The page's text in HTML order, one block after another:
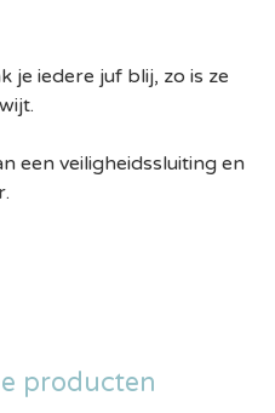
je iedere juf blij, zo is ze
een veiligheidssluiting en
producten